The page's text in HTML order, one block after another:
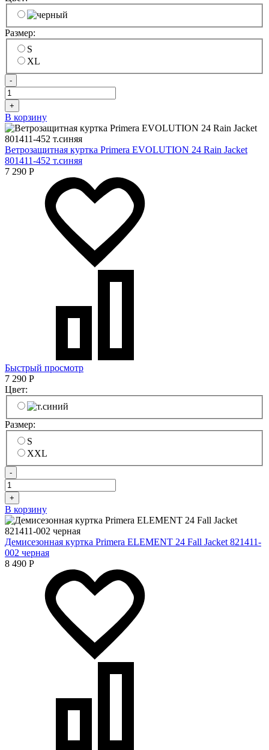
Размер:
S
XL
-
+
В корзину
Ветрозащитная куртка Primera EVOLUTION 24 Rain Jacket
801411-452 т.синяя
7 290 Р
Быстрый просмотр
7 290 Р
Цвет:
Размер:
S
XXL
-
+
В корзину
Демисезонная куртка Primera ELEMENT 24 Fall Jacket 821411-
002 черная
8 490 Р